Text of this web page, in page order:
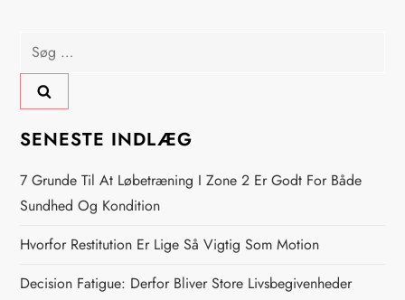
æ
g
s
n
a
v
Søg
efter:
SENESTE INDLÆG
7 Grunde Til At Løbetræning I Zone 2 Er Godt For Både
Sundhed Og Kondition
Hvorfor Restitution Er Lige Så Vigtig Som Motion
Decision Fatigue: Derfor Bliver Store Livsbegivenheder